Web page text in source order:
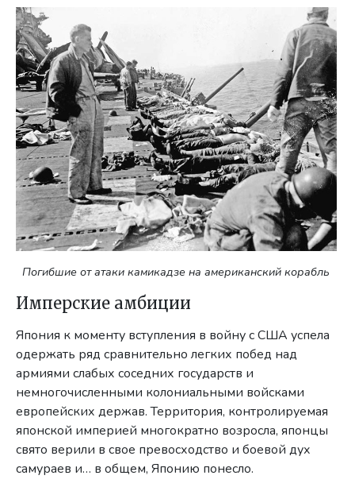
Погибшие от атаки камикадзе на американский корабль
Имперские амбиции
Япония к моменту вступления в войну с США успела
одержать ряд сравнительно легких побед над
армиями слабых соседних государств и
немногочисленными колониальными войсками
европейских держав. Территория, контролируемая
японской империей многократно возросла, японцы
свято верили в свое превосходство и боевой дух
самураев и… в общем, Японию понесло.